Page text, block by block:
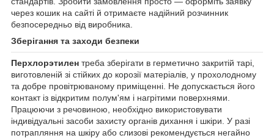
через кошик на сайті й отримаєте надійний розчинник
безпосередньо від виробника.
Зберігання та заходи безпеки
Перхлорэтилен треба зберігати в герметично закритій тарі,
виготовленій зі стійких до корозії матеріалів, у прохолодному
та добре провітрюваному приміщенні. Не допускається його
контакт із відкритим полум'ям і нагрітими поверхнями.
Працюючи з речовиною, необхідно використовувати
індивідуальні засоби захисту органів дихання і шкіри. У разі
потрапляння на шкіру або слизові рекомендується негайно